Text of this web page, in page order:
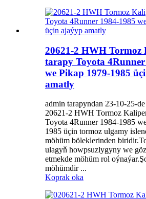
20621-2 HWH Tormoz
tarapy Toyota 4Runner
we Pikap 1979-1985
amatly
admin tarapyndan 23-10-25-de
20621-2 HWH Tormoz
Toyota 4Runner 1984-1985
1985 üçin tormoz ulgamy
möhüm böleklerinden
ulagyň howpsuzlygyny we
etmekde möhüm rol
möhümdir ...
Koprak oka